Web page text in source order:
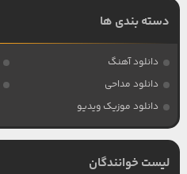
دسته بندی ها
دانلود آهنگ
دانلود مداحی
دانلود موزیک ویدیو
لیست خوانندگان